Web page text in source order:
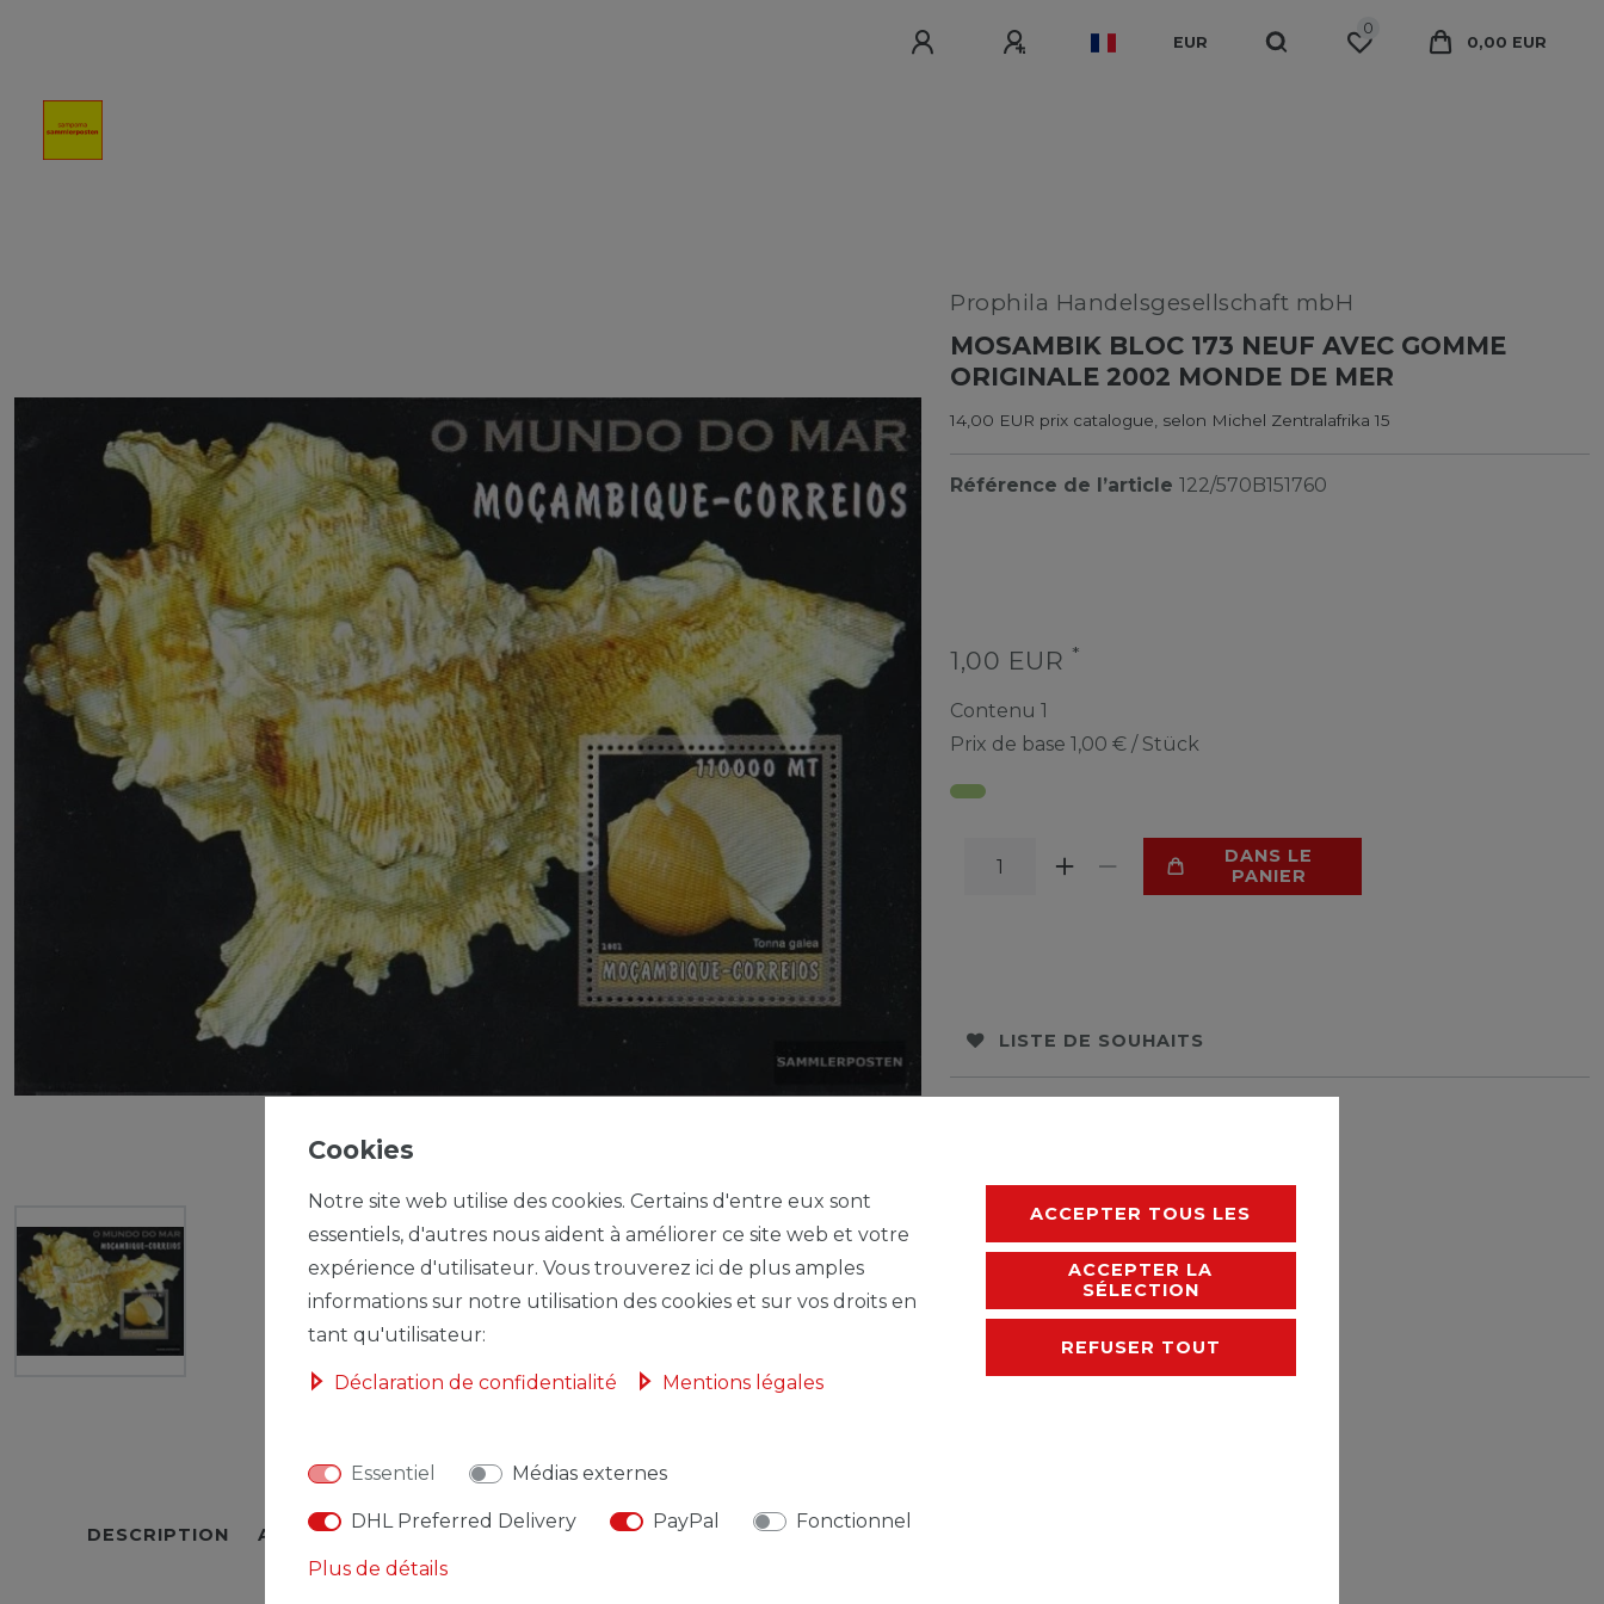
EUR
0
0,00 EUR
Prophila Handelsgesellschaft mbH
MOSAMBIK BLOC 173 NEUF AVEC GOMME
ORIGINALE 2002 MONDE DE MER
14,00 EUR prix catalogue, selon Michel Zentralafrika 15
Référence de l’article 122/570B151760
1,00 EUR *
Contenu 1
Prix de base 1,00 € / Stück
DANS LE
PANIER
LISTE DE SOUHAITS
DESCRIPTION AUTRES DÉTAILS RESPONSABLE DE L'UE FABRICANT
Cookies
Notre site web utilise des cookies. Certains d'entre eux sont
essentiels, d'autres nous aident à améliorer ce site web et votre
expérience d'utilisateur. Vous trouverez ici de plus amples
informations sur notre utilisation des cookies et sur vos droits en
tant qu'utilisateur:
Déclaration de confidentialité Mentions légales
Essentiel Médias externes
DHL Preferred Delivery PayPal Fonctionnel
Plus de détails
ACCEPTER TOUS LES
ACCEPTER LA
SÉLECTION
REFUSER TOUT